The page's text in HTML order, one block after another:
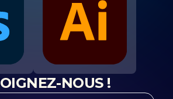
NOUS !